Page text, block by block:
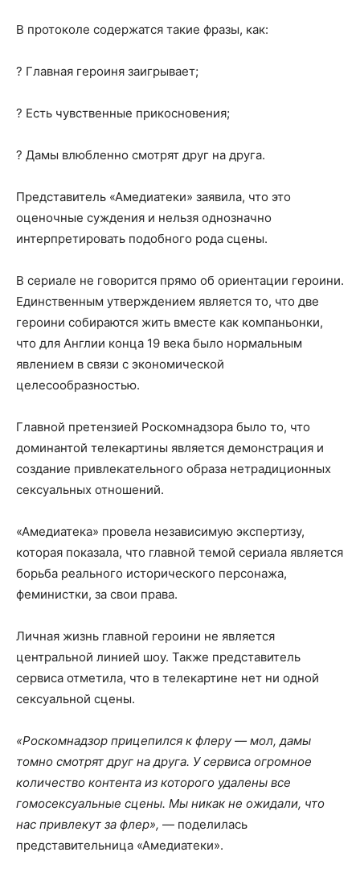
В протоколе содержатся такие фразы, как:
? Главная героиня заигрывает;
? Есть чувственные прикосновения;
? Дамы влюбленно смотрят друг на друга.
Представитель «Амедиатеки» заявила, что это
оценочные суждения и нельзя однозначно
интерпретировать подобного рода сцены.
В сериале не говорится прямо об ориентации героини.
Единственным утверждением является то, что две
героини собираются жить вместе как компаньонки,
что для Англии конца 19 века было нормальным
явлением в связи с экономической
целесообразностью.
Главной претензией Роскомнадзора было то, что
доминантой телекартины является демонстрация и
создание привлекательного образа нетрадиционных
сексуальных отношений.
«Амедиатека» провела независимую экспертизу,
которая показала, что главной темой сериала является
борьба реального исторического персонажа,
феминистки, за свои права.
Личная жизнь главной героини не является
центральной линией шоу. Также представитель
сервиса отметила, что в телекартине нет ни одной
сексуальной сцены.
«Роскомнадзор прицепился к флеру — мол, дамы
томно смотрят друг на друга. У сервиса огромное
количество контента из которого удалены все
гомосексуальные сцены. Мы никак не ожидали, что
нас привлекут за флер», — поделилась
представительница «Амедиатеки».